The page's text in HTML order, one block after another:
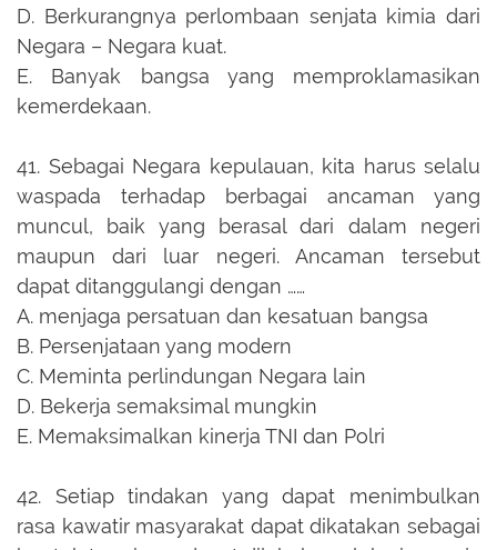
D. Berkurangnya perlombaan senjata kimia dari
Negara – Negara kuat.
E.
Banyak bangsa yang memproklamasikan
kemerdekaan.
41. Sebagai Negara kepulauan, kita harus selalu
waspada terhadap berbagai ancaman yang
muncul, baik yang berasal dari dalam negeri
maupun dari luar negeri. Ancaman tersebut
dapat ditanggulangi dengan ……
A. menjaga persatuan dan kesatuan bangsa
B. Persenjataan yang modern
C. Meminta perlindungan Negara lain
D. Bekerja semaksimal mungkin
E. Memaksimalkan kinerja TNI dan Polri
42.
Setiap tindakan yang dapat menimbulkan
rasa kawatir masyarakat dapat dikatakan sebagai